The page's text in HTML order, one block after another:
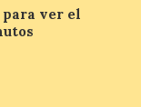
para ver el